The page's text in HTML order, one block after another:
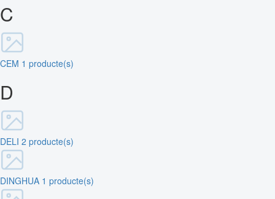
C
CEM 1 producte(s)
D
DELI 2 producte(s)
DINGHUA 1 producte(s)